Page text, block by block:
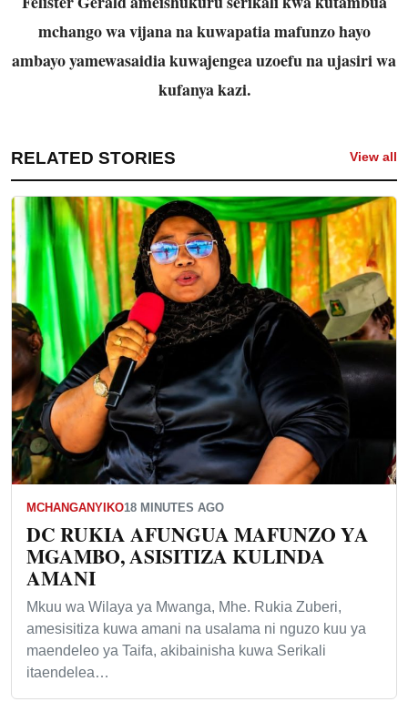
mchango wa vijana na kuwapatia mafunzo hayo
ambayo yamewasaidia kuwajengea uzoefu na ujasiri wa
kufanya kazi.
RELATED STORIES View all
MCHANGANYIKO18 MINUTES AGO
DC RUKIA AFUNGUA MAFUNZO YA
MGAMBO, ASISITIZA KULINDA
AMANI
Mkuu wa Wilaya ya Mwanga, Mhe. Rukia Zuberi,
amesisitiza kuwa amani na usalama ni nguzo kuu ya
maendeleo ya Taifa, akibainisha kuwa Serikali
itaendelea…